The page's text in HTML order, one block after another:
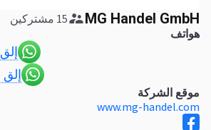
MG Handel GmbH 15 مشتركين
هواتف
موقع الشركة
www.mg-handel.com